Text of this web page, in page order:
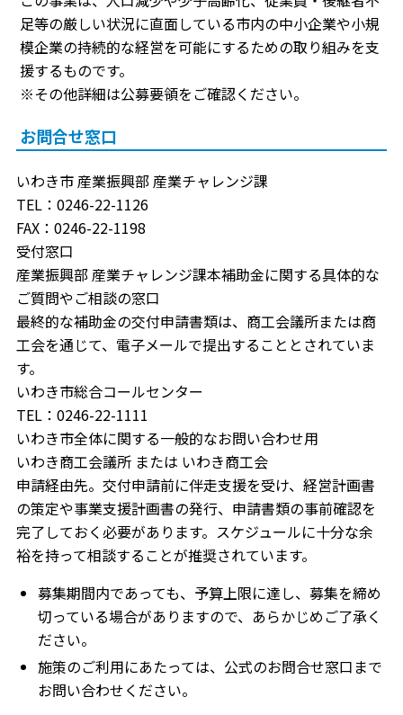
足等の厳しい状況に直面している市内の中小企業や小規
模企業の持続的な経営を可能にするための取り組みを支
援するものです。
※その他詳細は公募要領をご確認ください。
お問合せ窓口
いわき市 産業振興部 産業チャレンジ課
TEL：0246-22-1126
FAX：0246-22-1198
受付窓口
産業振興部 産業チャレンジ課本補助金に関する具体的な
ご質問やご相談の窓口
最終的な補助金の交付申請書類は、商工会議所または商
工会を通じて、電子メールで提出することとされていま
す。
いわき市総合コールセンター
TEL：0246-22-1111
いわき市全体に関する一般的なお問い合わせ用
いわき商工会議所 または いわき商工会
申請経由先。交付申請前に伴走支援を受け、経営計画書
の策定や事業支援計画書の発行、申請書類の事前確認を
完了しておく必要があります。スケジュールに十分な余
裕を持って相談することが推奨されています。
募集期間内であっても、予算上限に達し、募集を締め
切っている場合がありますので、あらかじめご了承く
ださい。
施策のご利用にあたっては、公式のお問合せ窓口まで
お問い合わせください。